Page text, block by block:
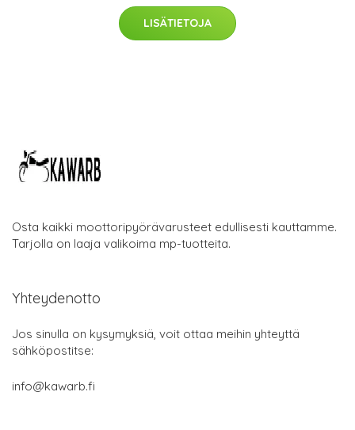
LISÄTIETOJA
Osta kaikki moottoripyörävarusteet edullisesti kauttamme.
Tarjolla on laaja valikoima mp-tuotteita.
Yhteydenotto
Jos sinulla on kysymyksiä, voit ottaa meihin yhteyttä
sähköpostitse:
info@kawarb.fi